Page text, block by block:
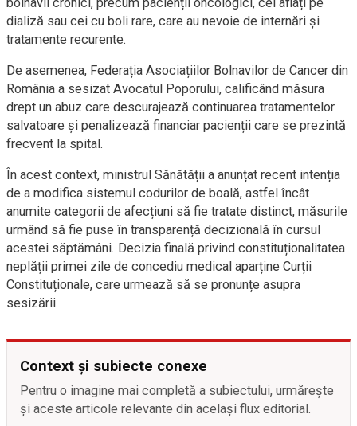
dializă sau cei cu boli rare, care au nevoie de internări și
tratamente recurente.
De asemenea, Federația Asociațiilor Bolnavilor de Cancer din
România a sesizat Avocatul Poporului, calificând măsura
drept un abuz care descurajează continuarea tratamentelor
salvatoare și penalizează financiar pacienții care se prezintă
frecvent la spital.
În acest context, ministrul Sănătății a anunțat recent intenția
de a modifica sistemul codurilor de boală, astfel încât
anumite categorii de afecțiuni să fie tratate distinct, măsurile
urmând să fie puse în transparență decizională în cursul
acestei săptămâni. Decizia finală privind constituționalitatea
neplății primei zile de concediu medical aparține Curții
Constituționale, care urmează să se pronunțe asupra
sesizării.
Context și subiecte conexe
Pentru o imagine mai completă a subiectului, urmărește
și aceste articole relevante din același flux editorial.